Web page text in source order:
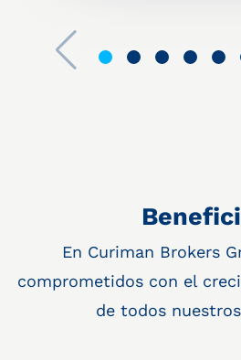
En Curiman Brokers
comprometidos con el
de todos